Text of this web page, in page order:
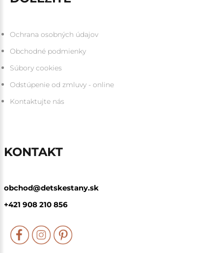
Ochrana osobných údajov
Obchodné podmienky
Súbory cookies
Odstúpenie od zmluvy - online
Kontaktujte nás
KONTAKT
obchod@detskestany.sk
+421 908 210 856